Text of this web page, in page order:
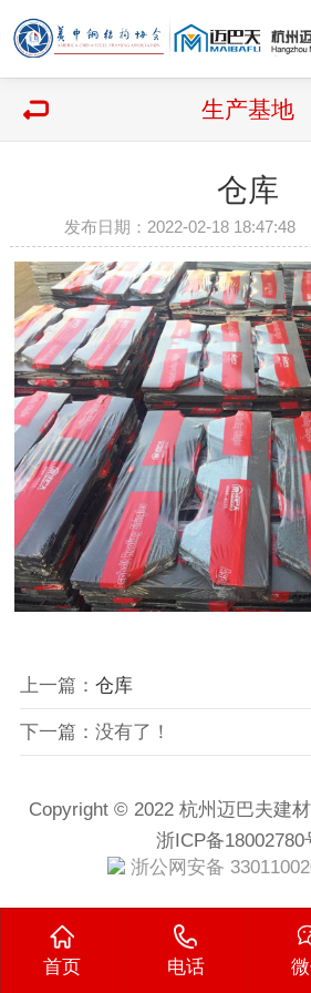
生产基地
仓库
发布日期：2022-02-18
上一篇： 仓库
下一篇：没有了！
Copyright © 2022 杭州迈巴夫建
浙ICP备18002780
浙公网安备
首页 电话